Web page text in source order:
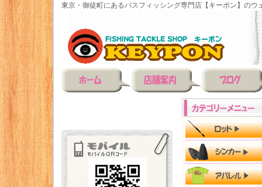
東京・御徒町にあるバスフィッシング専門店【キーポン】のウ